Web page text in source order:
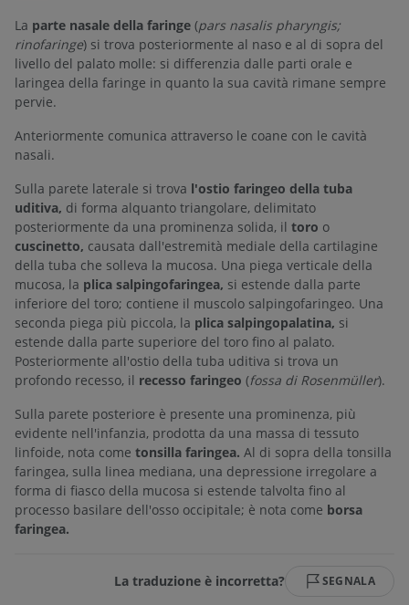
La parte nasale della faringe (pars nasalis pharyngis;
rinofaringe) si trova posteriormente al naso e al di sopra del
livello del palato molle: si differenzia dalle parti orale e
laringea della faringe in quanto la sua cavità rimane sempre
pervie.
Anteriormente comunica attraverso le coane con le cavità
nasali.
Sulla parete laterale si trova l'ostio faringeo della tuba
uditiva, di forma alquanto triangolare, delimitato
posteriormente da una prominenza solida, il toro o
cuscinetto, causata dall'estremità mediale della cartilagine
della tuba che solleva la mucosa. Una piega verticale della
mucosa, la plica salpingofaringea, si estende dalla parte
inferiore del toro; contiene il muscolo salpingofaringeo. Una
seconda piega più piccola, la plica salpingopalatina, si
estende dalla parte superiore del toro fino al palato.
Posteriormente all'ostio della tuba uditiva si trova un
profondo recesso, il recesso faringeo (fossa di Rosenmüller).
Sulla parete posteriore è presente una prominenza, più
evidente nell'infanzia, prodotta da una massa di tessuto
linfoide, nota come tonsilla faringea. Al di sopra della tonsilla
faringea, sulla linea mediana, una depressione irregolare a
forma di fiasco della mucosa si estende talvolta fino al
processo basilare dell'osso occipitale; è nota come borsa
faringea.
La traduzione è incorretta? SEGNALA